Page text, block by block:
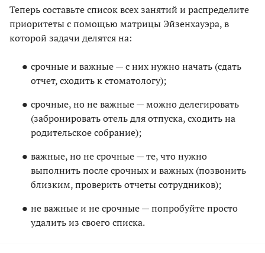
Теперь составьте список всех занятий и распределите
приоритеты с помощью матрицы Эйзенхауэра, в
которой задачи делятся на:
срочные и важные — с них нужно начать (сдать
отчет, сходить к стоматологу);
срочные, но не важные — можно делегировать
(забронировать отель для отпуска, сходить на
родительское собрание);
важные, но не срочные — те, что нужно
выполнить после срочных и важных (позвонить
близким, проверить отчеты сотрудников);
не важные и не срочные — попробуйте просто
удалить из своего списка.